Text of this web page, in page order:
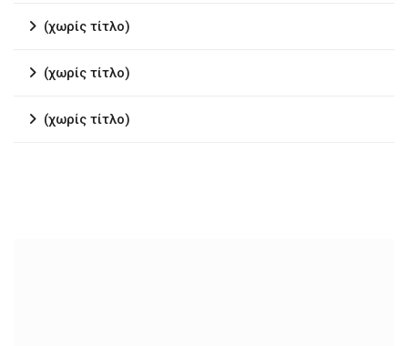
(χωρίς τίτλο)
(χωρίς τίτλο)
(χωρίς τίτλο)